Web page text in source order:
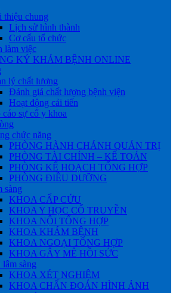
thiệu chung
Lịch sử hình thành
Cơ cấu tổ chức
làm việc
KÝ KHÁM BỆNH ONLINE
lý chất lượng
Đánh giá chất lượng bệnh viện
Hoạt động cải tiến
cáo sự cố y khoa
chức năng
PHÒNG HÀNH CHÁNH QUẢN TRỊ
PHÒNG TÀI CHÍNH – KẾ TOÁN
PHÒNG KẾ HOẠCH TỔNG HỢP
PHÒNG ĐIỀU DƯỠNG
sàng
KHOA CẤP CỨU
KHOA Y HỌC CỔ TRUYỀN
KHOA NỘI TỔNG HỢP
KHOA KHÁM BỆNH
KHOA NGOẠI TỔNG HỢP
KHOA GÂY MÊ HỒI SỨC
lâm sàng
KHOA XÉT NGHIỆM
KHOA CHẨN ĐOÁN HÌNH ẢNH